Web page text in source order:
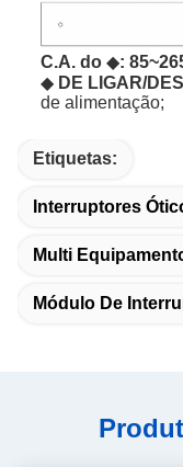
C.A. do◆:
◆ DE LIGAR/
de alimentação;
Etiquetas:
Interruptores
Multi
Módulo De